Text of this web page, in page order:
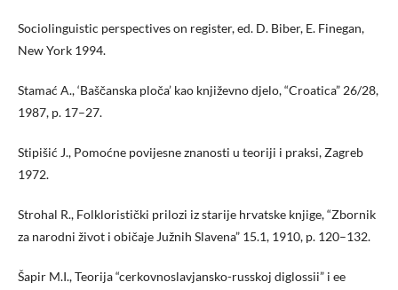
Sociolinguistic perspectives on register, ed. D. Biber, E. Finegan,
New York 1994.
Stamać A., ‘Baščanska ploča’ kao književno djelo, “Croatica” 26/28,
1987, p. 17–27.
Stipišić J., Pomoćne povijesne znanosti u teoriji i praksi, Zagreb
1972.
Strohal R., Folkloristički prilozi iz starije hrvatske knjige, “Zbornik
za narodni život i običaje Južnih Slavena” 15.1, 1910, p. 120–132.
Šapir M.I., Teorija “cerkovnoslavjansko-russkoj diglossii” i ee